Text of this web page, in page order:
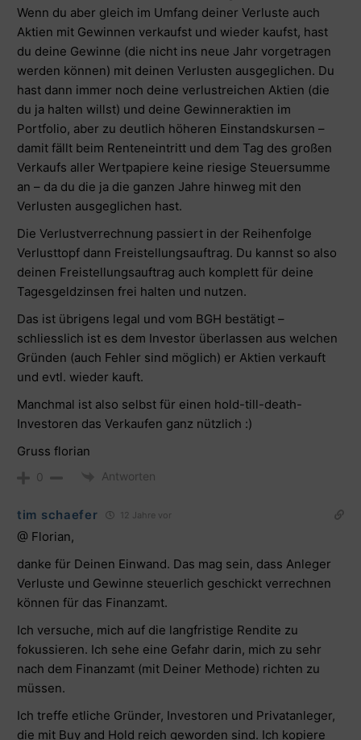
Wenn du aber gleich im Umfang deiner Verluste auch
Aktien mit Gewinnen verkaufst und wieder kaufst, hast
du deine Gewinne (die nicht ins neue Jahr vorgetragen
werden können) mit deinen Verlusten ausgeglichen. Du
hast dann immer noch deine verlustreichen Aktien (die
du ja halten willst) und deine Gewinneraktien im
Portfolio, aber zu deutlich höheren Einstandskursen –
damit fällt beim Renteneintritt und dem Tag des großen
Verkaufs aller Wertpapiere keine riesige Steuersumme
an – da du die ja die ganzen Jahre hinweg mit den
Verlusten ausgeglichen hast.
Die Verlustverrechnung passiert in der Reihenfolge
Verlusttopf dann Freistellungsauftrag. Du kannst so also
deinen Freistellungsauftrag auch komplett für deine
Tagesgeldzinsen frei halten und nutzen.
Das ist übrigens legal und vom BGH bestätigt –
schliesslich ist es dem Investor überlassen aus welchen
Gründen (auch Fehler sind möglich) er Aktien verkauft
und evtl. wieder kauft.
Manchmal ist also selbst für einen hold-till-death-
Investoren das Verkaufen ganz nützlich :)
Gruss florian
0 Antworten
tim schaefer 12 Jahre vor
@ Florian,
danke für Deinen Einwand. Das mag sein, dass Anleger
Verluste und Gewinne steuerlich geschickt verrechnen
können für das Finanzamt.
Ich versuche, mich auf die langfristige Rendite zu
fokussieren. Ich sehe eine Gefahr darin, mich zu sehr
nach dem Finanzamt (mit Deiner Methode) richten zu
müssen.
Ich treffe etliche Gründer, Investoren und Privatanleger,
die mit Buy and Hold reich geworden sind. Ich kopiere